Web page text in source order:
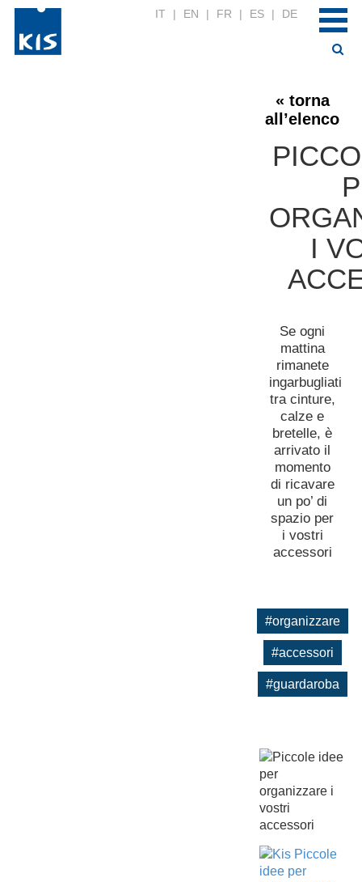
IT | EN | FR | ES | DE
« torna
all’elenco
I
Se ogni
mattina
rimanete
ingarbugliati
tra cinture,
calze e
bretelle, è
arrivato il
momento
di ricavare
un po’ di
spazio per
i vostri
accessori
#organizzare
#accessori
#guardaroba